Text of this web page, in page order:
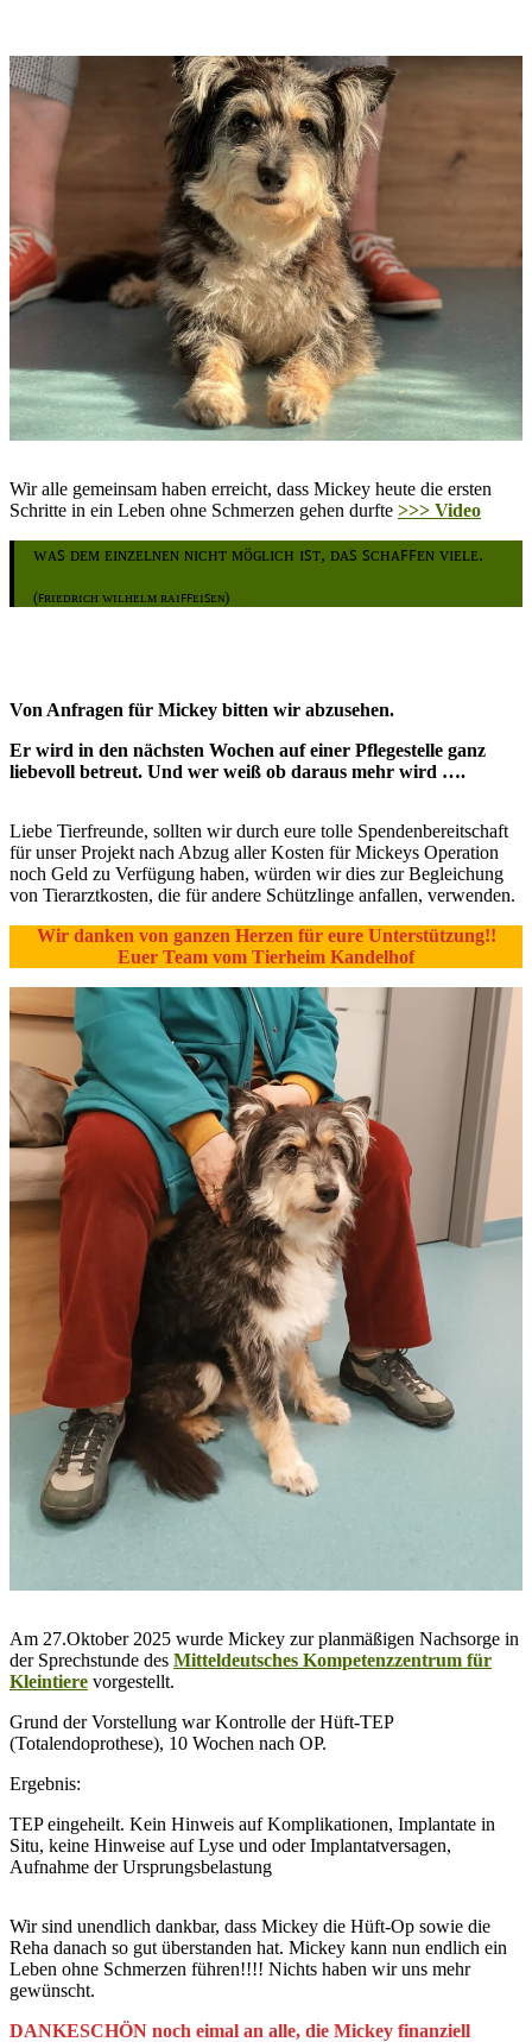
Wir alle gemeinsam haben erreicht, dass Mickey heute die ersten
Schritte in ein Leben ohne Schmerzen gehen durfte >>> Video
ᴡᴀꜱ ᴅᴇᴍ ᴇɪɴᴢᴇʟɴᴇɴ ɴɪᴄʜᴛ ᴍöɢʟɪᴄʜ ɪꜱᴛ, ᴅᴀꜱ ꜱᴄʜᴀꜰꜰᴇɴ ᴠɪᴇʟᴇ.
(ꜰʀɪᴇᴅʀɪᴄʜ ᴡɪʟʜᴇʟᴍ ʀᴀɪꜰꜰᴇɪꜱᴇɴ)
Von Anfragen für Mickey bitten wir abzusehen.
Er wird in den nächsten Wochen auf einer Pflegestelle ganz
liebevoll betreut. Und wer weiß ob daraus mehr wird ….
Liebe Tierfreunde, sollten wir durch eure tolle Spendenbereitschaft
für unser Projekt nach Abzug aller Kosten für Mickeys Operation
noch Geld zu Verfügung haben, würden wir dies zur Begleichung
von Tierarztkosten, die für andere Schützlinge anfallen, verwenden.
Wir danken von ganzen Herzen für eure Unterstützung!!
Euer Team vom Tierheim Kandelhof
Am 27.Oktober 2025 wurde Mickey zur planmäßigen Nachsorge in
der Sprechstunde des Mitteldeutsches Kompetenzzentrum für
Kleintiere vorgestellt.
Grund der Vorstellung war Kontrolle der Hüft-TEP
(Totalendoprothese), 10 Wochen nach OP.
Ergebnis:
TEP eingeheilt. Kein Hinweis auf Komplikationen, Implantate in
Situ, keine Hinweise auf Lyse und oder Implantatversagen,
Aufnahme der Ursprungsbelastung
Wir sind unendlich dankbar, dass Mickey die Hüft-Op sowie die
Reha danach so gut überstanden hat. Mickey kann nun endlich ein
Leben ohne Schmerzen führen!!!! Nichts haben wir uns mehr
gewünscht.
DANKESCHÖN noch eimal an alle, die Mickey finanziell